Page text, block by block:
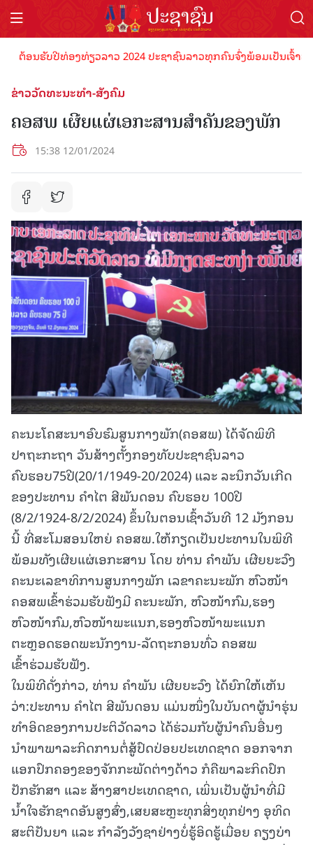
ນຮັບປີທ່ອງທ່ຽວລາວ 2024 ປະຊາຊົນລາວທຸກຄົນຈົ່ງພ້ອມເປັນເຈົ້າພາບ
ຂ່າວວັດທະນະທຳ-ສັງຄົມ
ຄອສພ ເຜີຍແຜ່ເອກະສານສຳຄັນຂອງພັກ
15:38 12/01/2024
ຄະນະໂຄສະນາອົບຮົມສູນກາງພັກ(ຄອສພ) ໄດ້ຈັດພິທີ
ປາຖະກະຖາ ວັນສ້າງຕັ້ງກອງທັບປະຊາຊົນລາວ
ຄົບຮອບ75ປີ(20/1/1949-20/2024) ແລະ ລະນຶກວັນເກີດ
ຂອງປະທານ ຄຳໄຕ ສີພັນດອນ ຄົບຮອບ 100ປີ
(8/2/1924-8/2/2024) ຂຶ້ນໃນຕອນເຊົ້າວັນທີ 12 ມັງກອນ
ນີ້ ທີ່ສະໂມສອນໃຫຍ່ ຄອສພ.ໃຫ້ກຽດເປັນປະທານໃນພິທີ
ພ້ອມທັງເຜີຍແຜ່ເອກະສານ ໂດຍ ທ່ານ ຄຳພັນ ເຜີຍຍະວົງ
ຄະນະເລຂາທິການສູນກາງພັກ ເລຂາຄະນະພັກ ຫົວໜ້າ
ຄອສພເຂົ້າຮ່ວມຮັບຟັງມີ ຄະນະພັກ, ຫົວໜ້າກົມ,ຮອງ
ຫົວໜ້າກົມ,ຫົວໜ້າພະແນກ,ຮອງຫົວໜ້າພະແນກ
ຕະຫຼອດຮອດພະນັກງານ-ລັດຖະກອນທົ່ວ ຄອສພ
ເຂົ້າຮ່ວມຮັບຟັງ.
ໃນພິທີດັ່ງກ່າວ, ທ່ານ ຄຳພັນ ເຜີຍຍະວົງ ໄດ້ຍົກໃຫ້ເຫັນ
ວ່າ:ປະທານ ຄຳໄຕ ສີພັນດອນ ແມ່ນໜຶ່ງໃນບັນດາຜູ້ນໍາຮຸ່ນ
ທຳອິດຂອງການປະຕິວັດລາວ ໄດ້ຮ່ວມກັບຜູ້ນໍາຄົນອື່ນໆ
ນໍາພາພາລະກິດການຕໍ່ສູ້ປົດປ່ອຍປະເທດຊາດ ອອກຈາກ
ແອກປົກຄອງຂອງຈັກກະພັດຕ່າງດ້າວ ກໍຄືພາລະກິດປົກ
ປັກຮັກສາ ແລະ ສ້າງສາປະເທດຊາດ, ເພິ່ນເປັນຜູ້ນໍາທີ່ມີ
ນໍ້າໃຈຮັກຊາດອັນສູງສົ່ງ,ເສຍສະຫຼະທຸກສິ່ງທຸກຢ່າງ ອຸທິດ
ສະຕິປັນຍາ ແລະ ກຳລັງວັງຊາຢ່າງບໍ່ຮູ້ອິດຮູ້ເມື່ອຍ ຄຽງບ່າ